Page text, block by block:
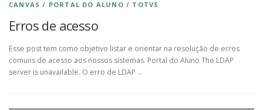
CANVAS / PORTAL DO ALUNO / TOTVS
Erros de acesso
Esse post tem como objetivo listar e orientar na resolução de erros
comuns de acesso aos nossos sistemas. Portal do Aluno The LDAP
server is unavailable. O erro de LDAP …